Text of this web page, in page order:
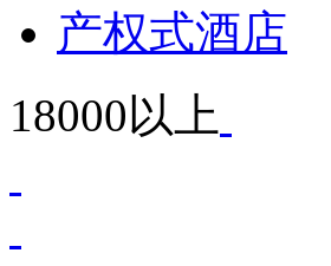
产权式酒店
18000以上